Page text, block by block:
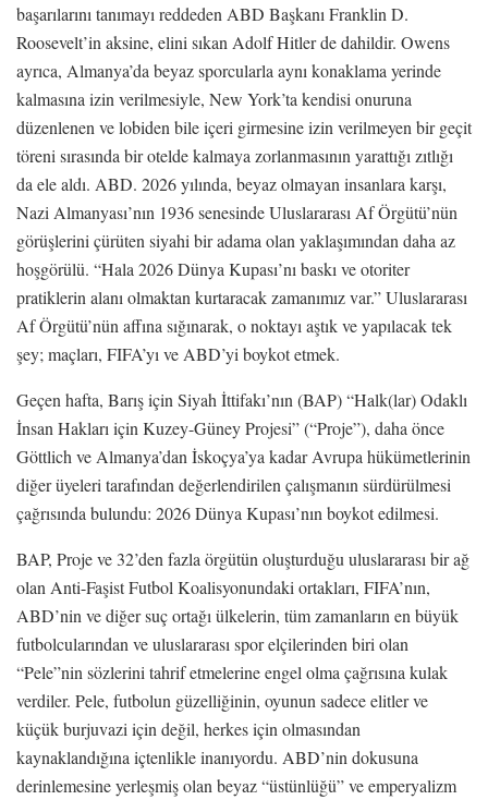
başarılarını tanımayı reddeden ABD Başkanı Franklin D.
Roosevelt’in aksine, elini sıkan Adolf Hitler de dahildir. Owens
ayrıca, Almanya’da beyaz sporcularla aynı konaklama yerinde
kalmasına izin verilmesiyle, New York’ta kendisi onuruna
düzenlenen ve lobiden bile içeri girmesine izin verilmeyen bir geçit
töreni sırasında bir otelde kalmaya zorlanmasının yarattığı zıtlığı
da ele aldı. ABD. 2026 yılında, beyaz olmayan insanlara karşı,
Nazi Almanyası’nın 1936 senesinde Uluslararası Af Örgütü’nün
görüşlerini çürüten siyahi bir adama olan yaklaşımından daha az
hoşgörülü. “Hala 2026 Dünya Kupası’nı baskı ve otoriter
pratiklerin alanı olmaktan kurtaracak zamanımız var.” Uluslararası
Af Örgütü’nün affına sığınarak, o noktayı aştık ve yapılacak tek
şey; maçları, FIFA’yı ve ABD’yi boykot etmek.
Geçen hafta, Barış için Siyah İttifakı’nın (BAP) “Halk(lar) Odaklı
İnsan Hakları için Kuzey-Güney Projesi” (“Proje”), daha önce
Göttlich ve Almanya’dan İskoçya’ya kadar Avrupa hükümetlerinin
diğer üyeleri tarafından değerlendirilen çalışmanın sürdürülmesi
çağrısında bulundu: 2026 Dünya Kupası’nın boykot edilmesi.
BAP, Proje ve 32’den fazla örgütün oluşturduğu uluslararası bir ağ
olan Anti-Faşist Futbol Koalisyonundaki ortakları, FIFA’nın,
ABD’nin ve diğer suç ortağı ülkelerin, tüm zamanların en büyük
futbolcularından ve uluslararası spor elçilerinden biri olan
“Pele”nin sözlerini tahrif etmelerine engel olma çağrısına kulak
verdiler. Pele, futbolun güzelliğinin, oyunun sadece elitler ve
küçük burjuvazi için değil, herkes için olmasından
kaynaklandığına içtenlikle inanıyordu. ABD’nin dokusuna
derinlemesine yerleşmiş olan beyaz “üstünlüğü” ve emperyalizm